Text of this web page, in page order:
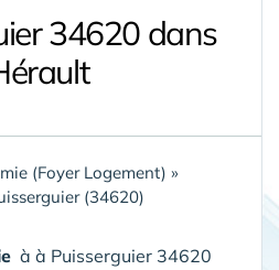
34620 dans
(Foyer Logement) »
(34620)
à à Puisserguier 34620